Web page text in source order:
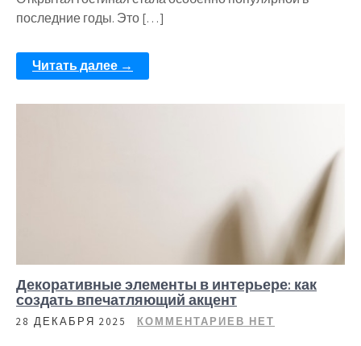
последние годы. Это […]
Читать далее →
Декоративные элементы в интерьере: как
создать впечатляющий акцент
28 ДЕКАБРЯ 2025 КОММЕНТАРИЕВ НЕТ